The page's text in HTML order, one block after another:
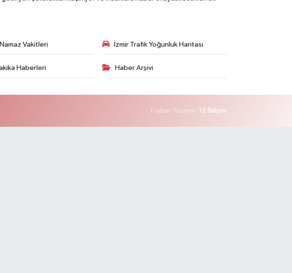
Namaz Vakitleri İzmir Trafik Yoğunluk Haritası
Haberleri Haber Arşivi
Haber Yazılımı: TE Bilişim